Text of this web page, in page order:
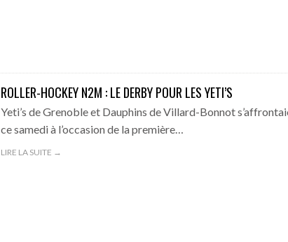
ROLLER-HOCKEY N2M : LE DERBY POUR LES YETI’S
Yeti’s de Grenoble et Dauphins de Villard-Bonnot
ce samedi à l’occasion de la première…
LIRE LA SUITE →